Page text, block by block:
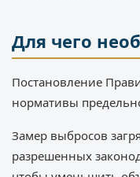
Для чего
Постановление
нормативы
Замер выбросов
разрешенных